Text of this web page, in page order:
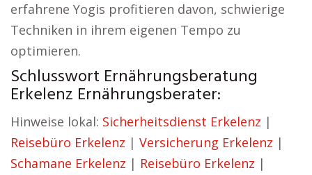
erfahrene Yogis profitieren davon, schwierige
Techniken in ihrem eigenen Tempo zu
optimieren.
Schlusswort Ernährungsberatung
Erkelenz Ernährungsberater:
Hinweise lokal: Sicherheitsdienst Erkelenz |
Reisebüro Erkelenz | Versicherung Erkelenz |
Schamane Erkelenz | Reisebüro Erkelenz |